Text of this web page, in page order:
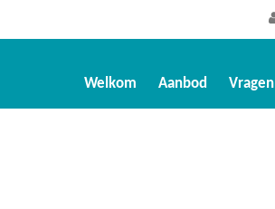
Welkom Aanbod Vragen